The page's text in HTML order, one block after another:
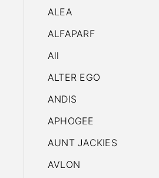
ALEA
ALFAPARF
All
ALTER EGO
ANDIS
APHOGEE
AUNT JACKIES
AVLON